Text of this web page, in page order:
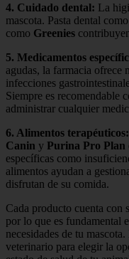
4. Cuidado dental: La
mascota. Pasta dental como
como Greenies
5. Medicamentos
agudas, la farmacia ofrece
infecciones
Siempre es recomendable
administrar cualquier
6. Alimentos terapéuticos:
Canin y Purina Pro Plan
específicas como
alimentos ayudan a
disfrutan de su comida.
Cada producto cuenta con
por lo que es fundamental
necesidades de tu
veterinario para elegir la